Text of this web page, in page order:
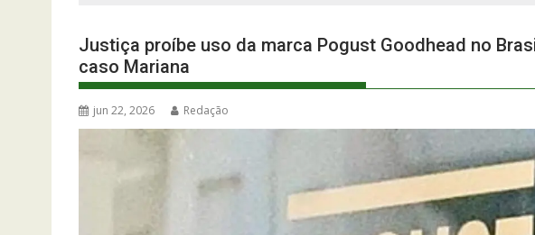
Justiça proíbe uso da marca Pogust Goodhead no
caso Mariana
jun 22, 2026 Redação